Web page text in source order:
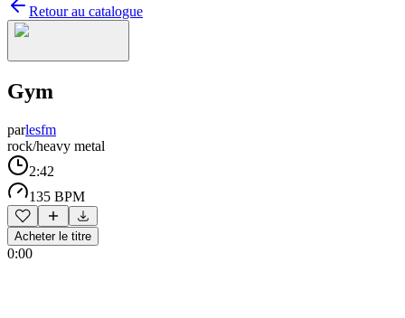
Retour au catalogue
Gym
parlesfm
rock/heavy metal
2:42
135 BPM
Acheter le titre
0:00